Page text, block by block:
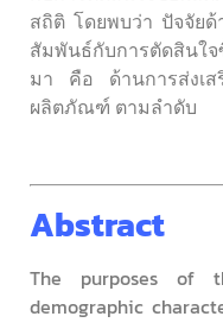
สถิติ โดยพบว่า ปัจจัย
สัมพันธ์กับการตัดสินใ
มา คือ ด้านการส่งเ
ผลิตภัณฑ์ ตามลำดับ
Abstract
The purposes of
demographic